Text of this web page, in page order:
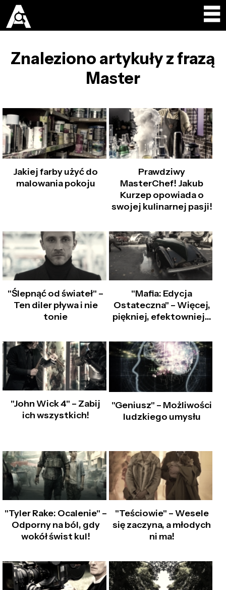
Znaleziono artykuły z frazą
Master
Jakiej farby użyć do
malowania pokoju
Prawdziwy
MasterChef! Jakub
Kurzep opowiada o
swojej kulinarnej pasji!
"Ślepnąć od świateł" –
Ten diler pływa i nie
tonie
"Mafia: Edycja
Ostateczna" – Więcej,
piękniej, efektowniej…
"John Wick 4" – Zabij
ich wszystkich!
"Geniusz" – Możliwości
ludzkiego umysłu
"Tyler Rake: Ocalenie" –
Odporny na ból, gdy
wokół świst kul!
"Teściowie" – Wesele
się zaczyna, a młodych
ni ma!